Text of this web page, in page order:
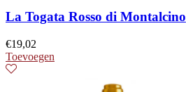
La Togata Rosso di Montalcino
€19,02
Toevoegen